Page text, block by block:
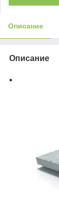
Описание
Описание